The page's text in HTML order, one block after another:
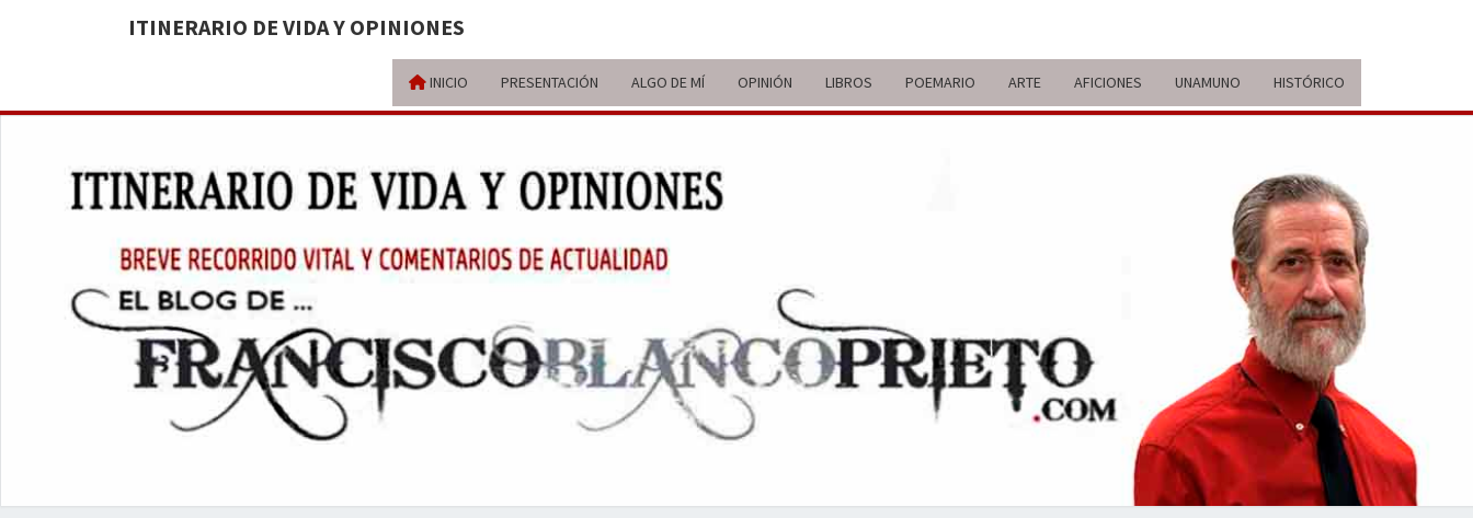
ITINERARIO DE VIDA Y OPINIONES
INICIO PRESENTACIÓN ALGO DE MÍ OPINIÓN LIBROS POEMARIO ARTE AFICIONES UNAMUNO HISTÓRICO
ITINERARIO
DE VIDA Y
BREVE
RECORRIDO
VITAL Y
COMENTARIOS
ACTUALIDAD